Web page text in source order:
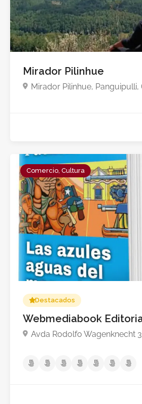
Mirador Pilinhue
Mirador Pilinhue, Panguipulli,
Comercio, Cultura
Destacados
Webmediabook
Avda Rodolfo Wagenknecht